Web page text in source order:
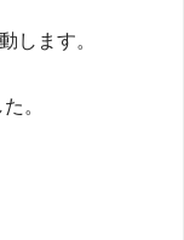
します。
。